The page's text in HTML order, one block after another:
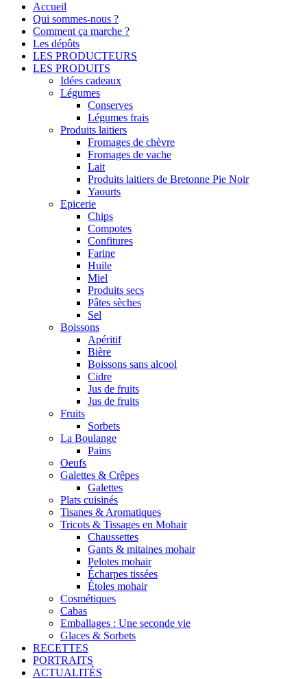
Accueil
Qui sommes-nous ?
Comment ça marche ?
Les dépôts
LES PRODUCTEURS
LES PRODUITS
Idées cadeaux
Légumes
Conserves
Légumes frais
Produits laitiers
Fromages de chèvre
Fromages de vache
Lait
Produits laitiers de Bretonne Pie Noir
Yaourts
Epicerie
Chips
Compotes
Confitures
Farine
Huile
Miel
Produits secs
Pâtes sèches
Sel
Boissons
Apéritif
Bière
Boissons sans alcool
Cidre
Jus de fruits
Jus de fruits
Fruits
Sorbets
La Boulange
Pains
Oeufs
Galettes & Crêpes
Galettes
Plats cuisinés
Tisanes & Aromatiques
Tricots & Tissages en Mohair
Chaussettes
Gants & mitaines mohair
Pelotes mohair
Écharpes tissées
Étoles mohair
Cosmétiques
Cabas
Emballages : Une seconde vie
Glaces & Sorbets
RECETTES
PORTRAITS
ACTUALITÉS